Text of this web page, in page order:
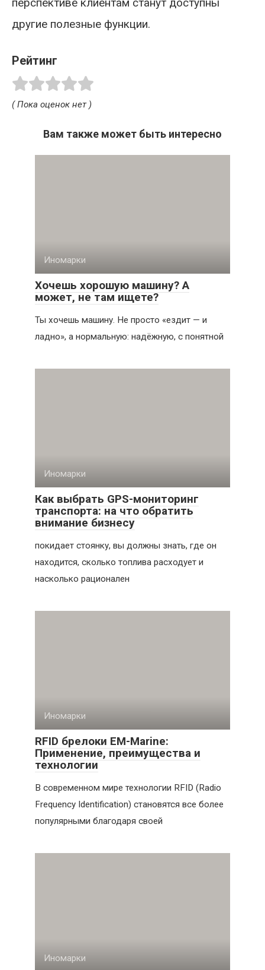
другие полезные функции.
Рейтинг
( Пока оценок нет )
Вам также может быть интересно
Иномарки
Хочешь хорошую машину? А
может, не там ищете?
Ты хочешь машину. Не просто «ездит — и
ладно», а нормальную: надёжную, с понятной
Иномарки
Как выбрать GPS-мониторинг
транспорта: на что обратить
внимание бизнесу
покидает стоянку, вы должны знать, где он
находится, сколько топлива расходует и
насколько рационален
Иномарки
RFID брелоки EM-Marine:
Применение, преимущества и
технологии
В современном мире технологии RFID (Radio
Frequency Identification) становятся все более
популярными благодаря своей
Иномарки